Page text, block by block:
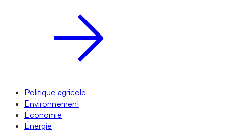
Politique agricole
Environnement
Économie
Énergie